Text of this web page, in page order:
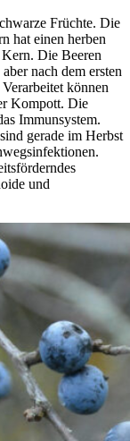
Früchte. Die
hat einen herben
Die Beeren
nach dem ersten
können
Kompott. Die
Immunsystem.
gerade im Herbst
und